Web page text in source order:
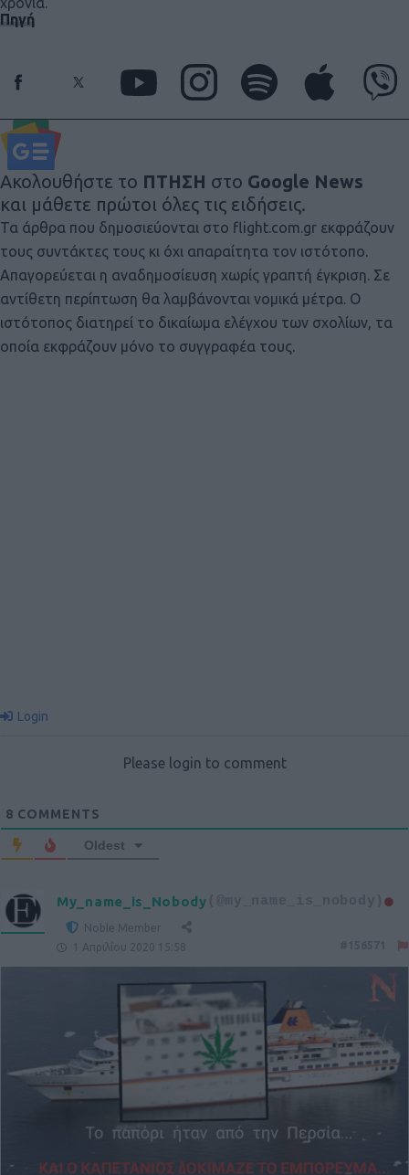
Πηγή
Ακολουθήστε το ΠΤΗΣΗ στο Google News
και μάθετε πρώτοι όλες τις ειδήσεις.
Τα άρθρα που δημοσιεύονται στο flight.com.gr εκφράζουν
τους συντάκτες τους κι όχι απαραίτητα τον ιστότοπο.
Απαγορεύεται η αναδημοσίευση χωρίς γραπτή έγκριση. Σε
αντίθετη περίπτωση θα λαμβάνονται νομικά μέτρα. Ο
ιστότοπος διατηρεί το δικαίωμα ελέγχου των σχολίων, τα
οποία εκφράζουν μόνο το συγγραφέα τους.
Login
Please login to comment
8 COMMENTS
Oldest
My_name_is_Nobody
Noble Member
1 Απριλίου 2020 15:58